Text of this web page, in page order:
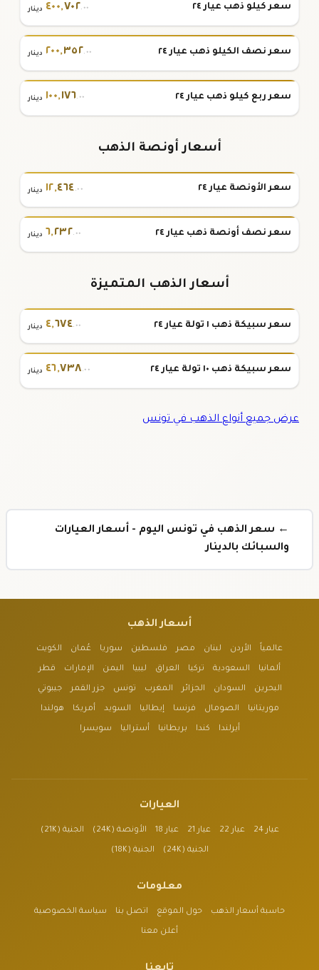
سعر كيلو ذهب عيار ٢٤ ٤٠٠,٧٠٢.٠٠ دينار
سعر نصف الكيلو ذهب عيار ٢٤ ٢٠٠,٣٥٢.٠٠ دينار
سعر ربع كيلو ذهب عيار ٢٤ ١٠٠,١٧٦.٠٠ دينار
أسعار أونصة الذهب
سعر الأونصة عيار ٢٤ ١٢,٤٦٤.٠٠ دينار
سعر نصف أونصة ذهب عيار ٢٤ ٦,٢٣٢.٠٠ دينار
أسعار الذهب المتميزة
سعر سبيكة ذهب ١ تولة عيار ٢٤ ٤,٦٧٤.٠٠ دينار
سعر سبيكة ذهب ١٠ تولة عيار ٢٤ ٤٦,٧٣٨.٠٠ دينار
عرض جميع أنواع الذهب في تونس
← سعر الذهب في تونس اليوم - أسعار العيارات
والسبائك بالدينار
أسعار الذهب
عالمياً الأردن لبنان مصر فلسطين سوريا عُمان الكويت
ألمانيا السعودية تركيا العراق ليبيا اليمن الإمارات قطر
البحرين السودان الجزائر المغرب تونس جزر القمر جيبوتي
موريتانيا الصومال فرنسا إيطاليا السويد أمريكا هولندا
أيرلندا كندا بريطانيا أستراليا سويسرا
العيارات
عيار 24 عيار 22 عيار 21 عيار 18 الأونصة (24K) الجنية (21K)
الجنية (24K) الجنية (18K)
معلومات
حاسبة أسعار الذهب حول الموقع اتصل بنا سياسة الخصوصية
أعلن معنا